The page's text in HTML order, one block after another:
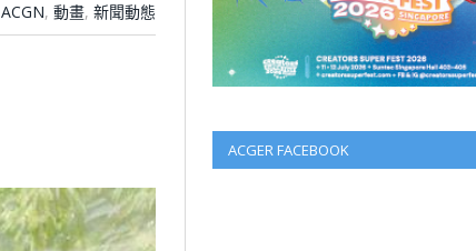
ACGN, 動畫, 新聞動態
ACGER FACEBOOK